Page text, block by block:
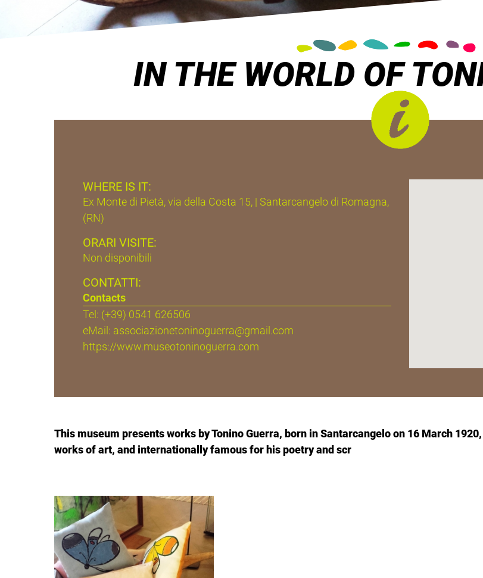
IN THE WORLD OF
WHERE IS IT:
Ex Monte di Pietà, via della Costa 15, | Santarcangelo di Romagna,
(RN)
ORARI VISITE:
Non disponibili
CONTATTI:
Contacts
Tel: (+39) 0541 626506
eMail: associazionetoninoguerra@gmail.com
https://www.museotoninoguerra.com
This museum presents works by Tonino Guerra, born in Santarcangelo on 16 March
works of art, and internationally famous for his poetry and scr